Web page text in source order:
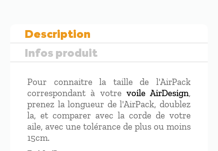
Description
Infos produit
Pour connaitre la taille de l'AirPack
correspondant à votre voile AirDesign,
prenez la longueur de l'AirPack, doublez
la, et comparer avec la corde de votre
aile, avec une tolérance de plus ou moins
15cm.